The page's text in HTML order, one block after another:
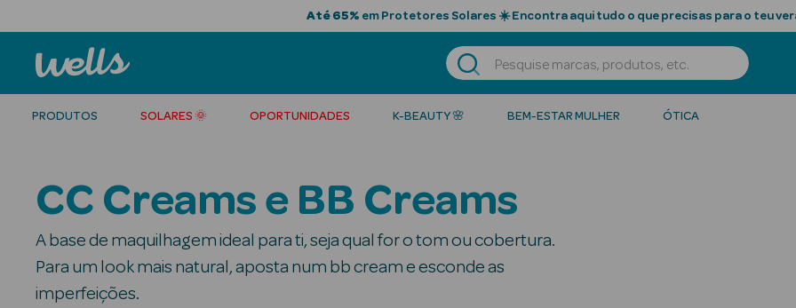
Até 65% em Protetores Solares ☀️ Encontra aqui tudo o que precisas para o teu
PRODUTOS SOLARES 🌞 OPORTUNIDADES K-BEAUTY 🌸 BEM-ESTAR MULHER ÓTICA
CC Creams e BB Creams
A base de maquilhagem ideal para ti, seja qual for o tom ou cobertura.
Para um look mais natural, aposta num bb cream e esconde as
imperfeições.